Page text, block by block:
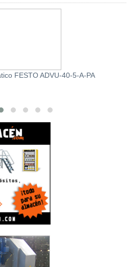
FESTO ADVU-40-5-A-PA